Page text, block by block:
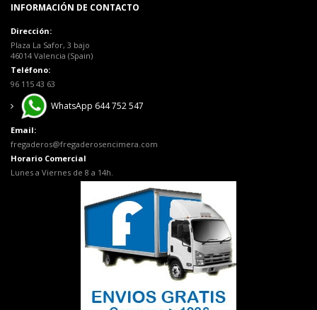
INFORMACIÓN DE CONTACTO
Dirección:
Plaza La Safor, 3 bajo
46014 Valencia (Spain)
Teléfono:
96 115 43 63
WhatsApp 644 752 547
Email:
fregaderos@fregaderosencimera.com
Horario Comercial
Lunes a Viernes de 8 a 14h.